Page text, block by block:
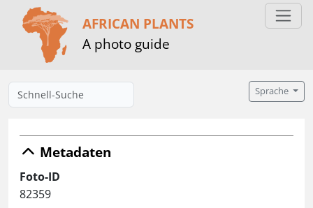
AFRICAN PLANTS
A photo guide
Sprache
Metadaten
Foto-ID
82359